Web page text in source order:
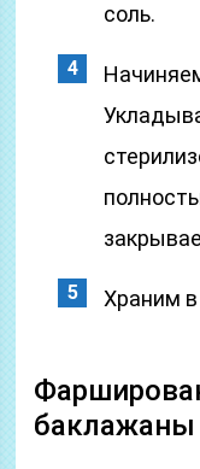
соль.
Храним